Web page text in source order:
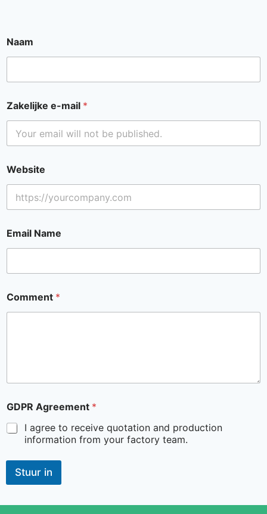
Naam
Zakelijke e-mail *
Website
Email Name
Comment *
GDPR Agreement *
I agree to receive quotation and production
information from your factory team.
Stuur in